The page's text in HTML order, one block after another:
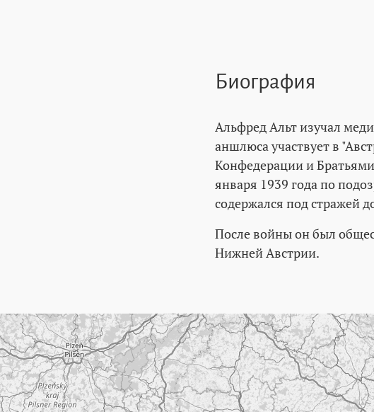
Биография
Альфред Альт изучал
аншлюса участвует в
Конфедерации и Братьями
января 1939 года по
содержался под стражей
После войны он был
Нижней Австрии.
Пропустить карту